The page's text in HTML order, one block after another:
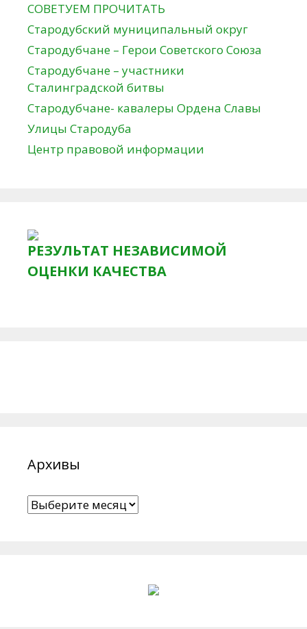
СОВЕТУЕМ ПРОЧИТАТЬ
Стародубский муниципальный округ
Стародубчане – Герои Советского Союза
Стародубчане – участники
Сталинградской битвы
Стародубчане- кавалеры Ордена Славы
Улицы Стародуба
Центр правовой информации
РЕЗУЛЬТАТ НЕЗАВИСИМОЙ
ОЦЕНКИ КАЧЕСТВА
Архивы
Архивы